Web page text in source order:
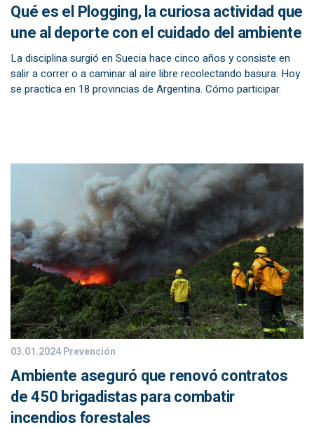
Qué es el Plogging, la curiosa actividad que
une al deporte con el cuidado del ambiente
La disciplina surgió en Suecia hace cinco años y consiste en
salir a correr o a caminar al aire libre recolectando basura. Hoy
se practica en 18 provincias de Argentina. Cómo participar.
03.01.2024Prevención
Ambiente aseguró que renovó contratos
de 450 brigadistas para combatir
incendios forestales